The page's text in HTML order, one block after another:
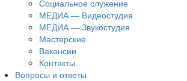
Социальное служение
МЕДИА — Видеостудия
МЕДИА — Звукостудия
Мастерские
Вакансии
Контакты
Вопросы и ответы